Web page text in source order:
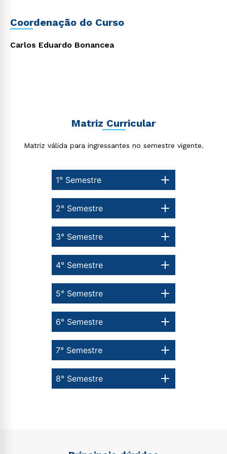
processo de aprendizagem para um método efetivo
Cursos gratuitos
Plataforma Blackboard de aprendizagem disponível
Coordenação do Curso
Carlos Eduardo Bonancea
Matriz Curricular
Matriz válida para ingressantes no semestre vigente.
1° Semestre
8° Semestre
7° Semestre
6° Semestre
5° Semestre
4° Semestre
3° Semestre
2° Semestre
Política de Privacidade.
autorizo que meus dados sejam utilizados para o
envio de conteúdos da Cruzeiro do Sul.